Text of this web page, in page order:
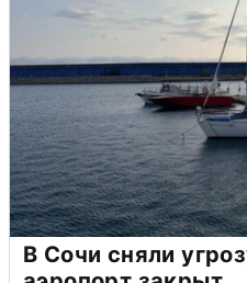
В Сочи сняли